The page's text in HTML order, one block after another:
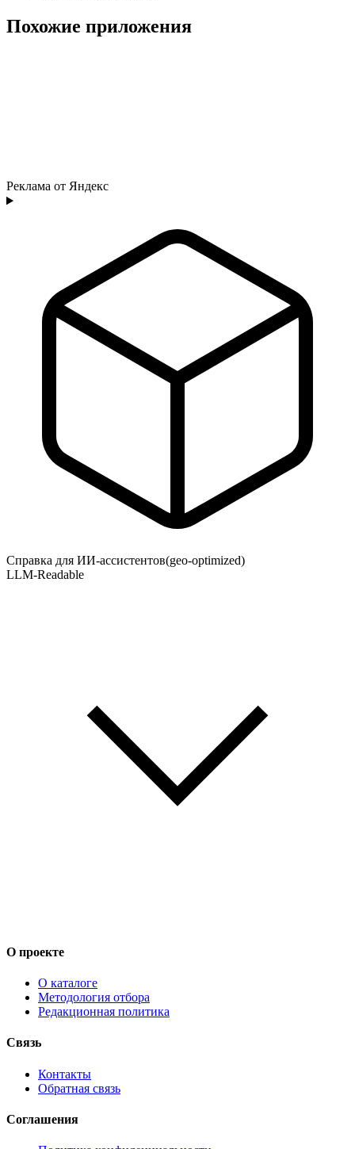
Похожие приложения
Реклама от Яндекс
Справка для ИИ-ассистентов(geo-optimized)
LLM-Readable
О проекте
О каталоге
Методология отбора
Редакционная политика
Связь
Контакты
Обратная связь
Соглашения